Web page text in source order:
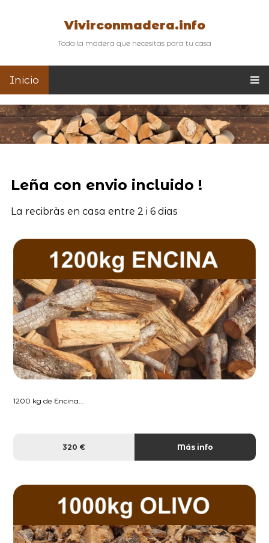
Vivirconmadera.info
Toda la madera que necesitas para tu casa
Inicio
Leña con envio incluido !
La recibràs en casa entre 2 i 6 dias
1200 kg de Encina...
320 € Más info